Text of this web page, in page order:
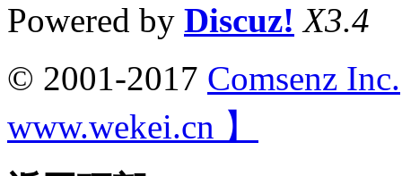
Powered by Discuz! X3.4
© 2001-2017 Comsenz Inc.
www.wekei.cn 】